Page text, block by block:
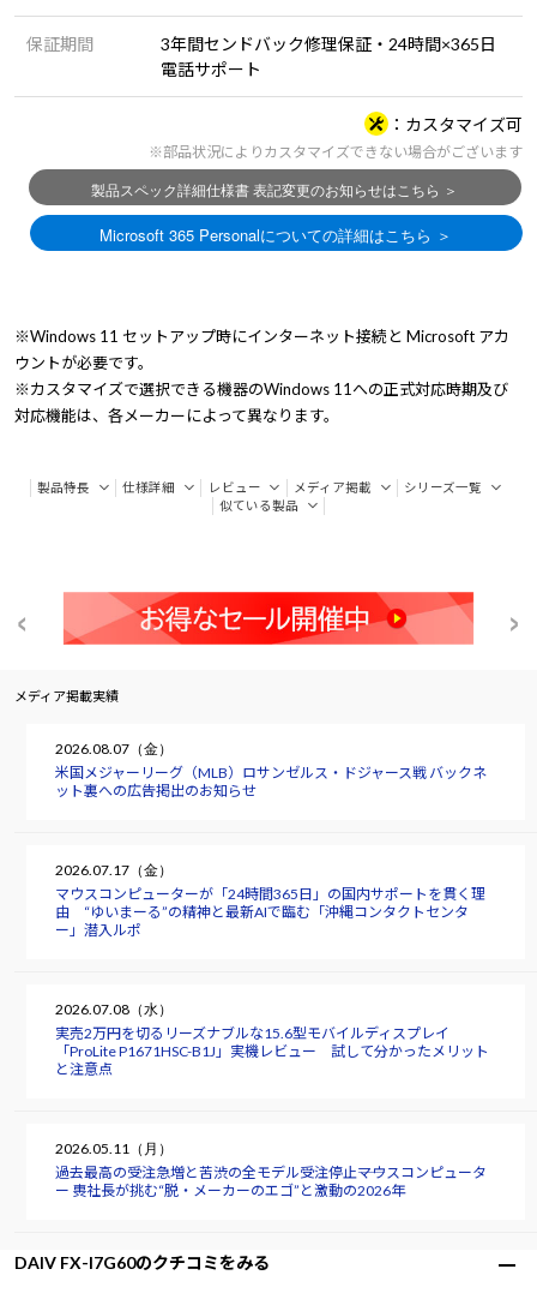
保証期間
3年間センドバック修理保証・24時間×365日
電話サポート
カスタマイズ可
※部品状況によりカスタマイズできない場合がございます
※Windows 11 セットアップ時にインターネット接続と Microsoft アカ
ウントが必要です。
※カスタマイズで選択できる機器のWindows 11への正式対応時期及び
対応機能は、各メーカーによって異なります。
製品特長 仕様詳細 レビュー メディア掲載
シリーズ一覧
似ている製品
メディア掲載実績
2026.08.07（金）
米国メジャーリーグ（MLB）ロサンゼルス・ドジャース戦 バックネ
ット裏への広告掲出のお知らせ
2026.07.17（金）
マウスコンピューターが「24時間365日」の国内サポートを貫く理
由 “ゆいまーる”の精神と最新AIで臨む「沖縄コンタクトセンタ
ー」潜入ルポ
2026.07.08（水）
実売2万円を切るリーズナブルな15.6型モバイルディスプレイ
「ProLite P1671HSC-B1J」実機レビュー 試して分かったメリット
と注意点
2026.05.11（月）
過去最高の受注急増と苦渋の全モデル受注停止――マウスコンピュータ
ー 軣社長が挑む“脱・メーカーのエゴ”と激動の2026年
DAIV FX-I7G60のクチコミをみる